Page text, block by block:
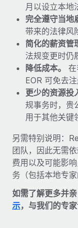
月以设立本地
完全遵守当地
带来的法律风
简化的薪资管
法规变更时仍
降低成本。
在
EOR 可免去
更少的资源投
规事务时，贵
用于其他关键
另需特别说明：
团队，因此无需
费用以及可能影
务（包括本地专
如需了解更多并亲
示，与我们的专家